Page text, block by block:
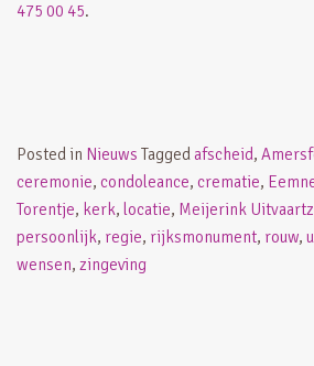
475 00 45.
Posted in Nieuws Taggedafscheid,
ceremonie, condoleance, crematie,
Torentje, kerk, locatie, Meijerink
persoonlijk, regie, rijksmonument, rouw,
wensen, zingeving